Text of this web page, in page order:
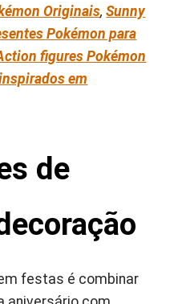
Originais,Sunny
Pokémon para
figures Pokémon
em
de
festas é combinar